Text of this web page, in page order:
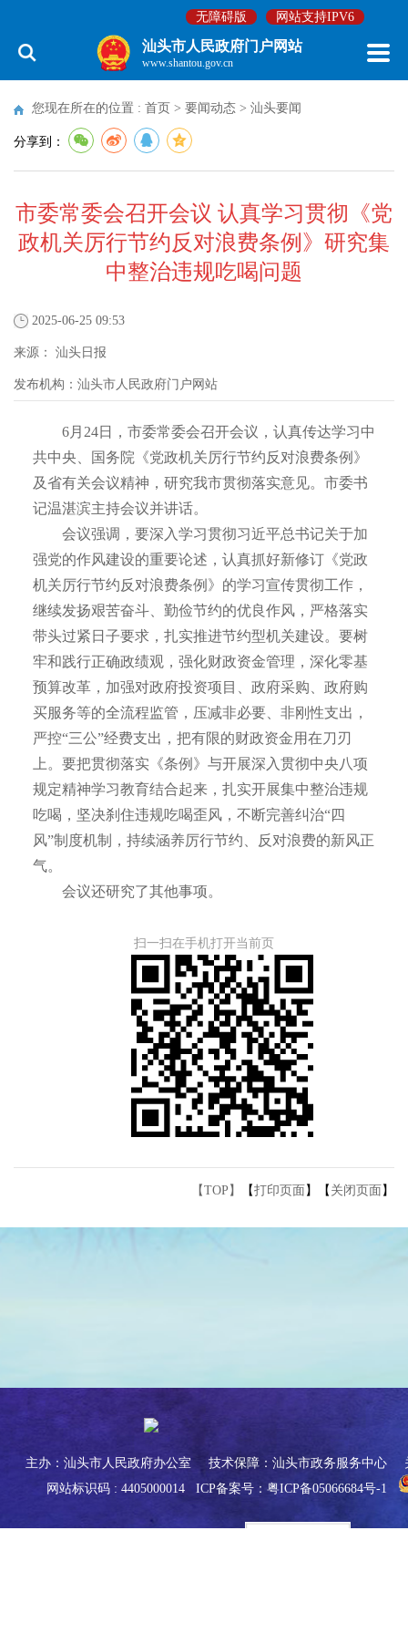
无障碍版 网站支持IPV6
汕头市人民政府门户网站
www.shantou.gov.cn
您现在所在的位置 : 首页 > 要闻动态 > 汕头要闻
分享到：
市委常委会召开会议 认真学习贯彻《党
政机关厉行节约反对浪费条例》研究集
中整治违规吃喝问题
2025-06-25 09:53
来源： 汕头日报
发布机构： 汕头市人民政府门户网站
6月24日，市委常委会召开会议，认真传达学习中
共中央、国务院《党政机关厉行节约反对浪费条例》
及省有关会议精神，研究我市贯彻落实意见。市委书
记温湛滨主持会议并讲话。
会议强调，要深入学习贯彻习近平总书记关于加
强党的作风建设的重要论述，认真抓好新修订《党政
机关厉行节约反对浪费条例》的学习宣传贯彻工作，
继续发扬艰苦奋斗、勤俭节约的优良作风，严格落实
带头过紧日子要求，扎实推进节约型机关建设。要树
牢和践行正确政绩观，强化财政资金管理，深化零基
预算改革，加强对政府投资项目、政府采购、政府购
买服务等的全流程监管，压减非必要、非刚性支出，
严控“三公”经费支出，把有限的财政资金用在刀刃
上。要把贯彻落实《条例》与开展深入贯彻中央八项
规定精神学习教育结合起来，扎实开展集中整治违规
吃喝，坚决刹住违规吃喝歪风，不断完善纠治“四
风”制度机制，持续涵养厉行节约、反对浪费的新风正
气。
会议还研究了其他事项。
扫一扫在手机打开当前页
【TOP】 【打印页面 】【 关闭页面 】
主办：汕头市人民政府办公室 技术保障：汕头市政务服务中心
网站标识码 : 4405000014 ICP备案号：粤ICP备05066684号-1